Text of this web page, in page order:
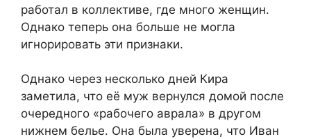
работал в коллективе, где много женщин.
Однако теперь она больше не могла
игнорировать эти признаки.
Однако через несколько дней Кира
заметила, что её муж вернулся домой после
очередного «рабочего аврала» в другом
нижнем белье. Она была уверена, что Иван